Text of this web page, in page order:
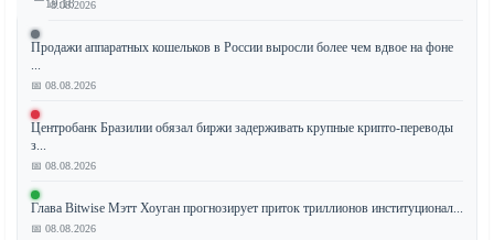
19:18
Министерство
юстиции
США
объявило
о
конфискации
📅 08.08.2026
Продажи аппаратных кошельков в России выросли более чем вдвое на фоне
...
📅 08.08.2026
Центробанк Бразилии обязал биржи задерживать крупные крипто-переводы
з...
📅 08.08.2026
Глава Bitwise Мэтт Хоуган прогнозирует приток триллионов институционал...
📅 08.08.2026